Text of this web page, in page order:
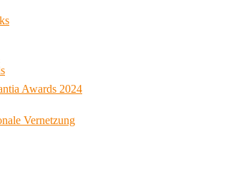
Awards 2024
Vernetzung